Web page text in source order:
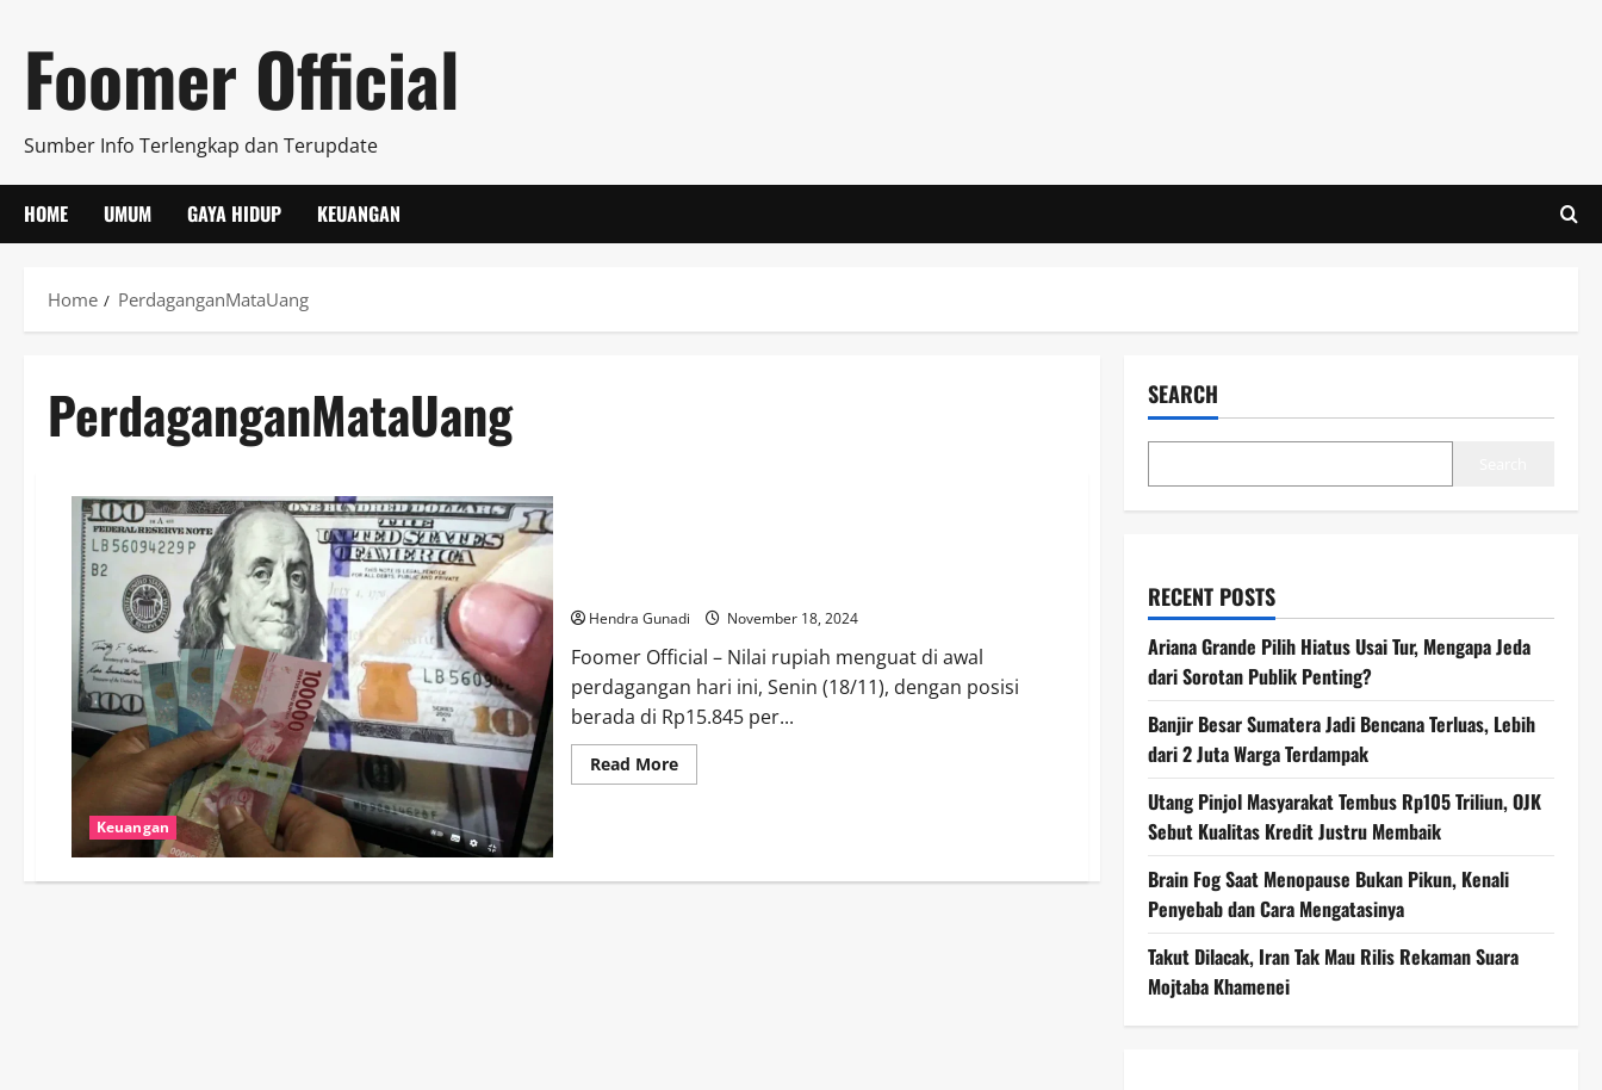
content
Foomer Official
Sumber Info Terlengkap dan Terupdate
HOME UMUM GAYA HIDUP KEUANGAN
Home PerdaganganMataUang
PerdaganganMataUang
Keuangan
Hendra Gunadi November 18, 2024
Foomer Official – Nilai rupiah menguat di awal
perdagangan hari ini, Senin (18/11), dengan posisi
berada di Rp15.845 per...
Read MoreRead
more
Rp15.845
SEARCH
RECENT POSTS
Ariana Grande Pilih Hiatus Usai Tur, Mengapa Jeda
dari Sorotan Publik Penting?
Banjir Besar Sumatera Jadi Bencana Terluas, Lebih
dari 2 Juta Warga Terdampak
Utang Pinjol Masyarakat Tembus Rp105 Triliun, OJK
Sebut Kualitas Kredit Justru Membaik
Brain Fog Saat Menopause Bukan Pikun, Kenali
Penyebab dan Cara Mengatasinya
Takut Dilacak, Iran Tak Mau Rilis Rekaman Suara
Mojtaba Khamenei